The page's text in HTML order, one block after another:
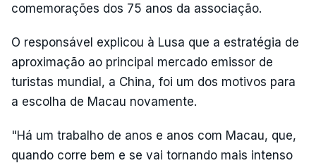
comemorações dos 75 anos da associação.
O responsável explicou à Lusa que a estratégia de
aproximação ao principal mercado emissor de
turistas mundial, a China, foi um dos motivos para
a escolha de Macau novamente.
"Há um trabalho de anos e anos com Macau, que,
quando corre bem e se vai tornando mais intenso